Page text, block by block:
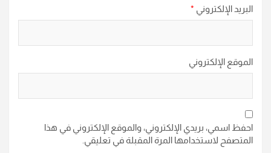
البريد الإلكتروني *
الموقع الإلكتروني
احفظ اسمي، بريدي الإلكتروني، والموقع الإلكتروني في هذا
المتصفح لاستخدامها المرة المقبلة في تعليقي.